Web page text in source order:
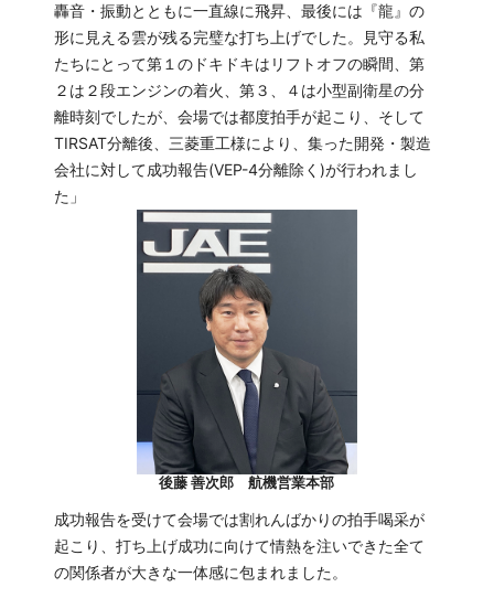
轟音・振動とともに一直線に飛昇、最後には『龍』の
形に見える雲が残る完璧な打ち上げでした。見守る私
たちにとって第１のドキドキはリフトオフの瞬間、第
２は２段エンジンの着火、第３、４は小型副衛星の分
離時刻でしたが、会場では都度拍手が起こり、そして
TIRSAT分離後、三菱重工様により、集った開発・製造
会社に対して成功報告(VEP-4分離除く)が行われまし
た」
後藤 善次郎 航機営業本部
成功報告を受けて会場では割れんばかりの拍手喝采が
起こり、打ち上げ成功に向けて情熱を注いできた全て
の関係者が大きな一体感に包まれました。